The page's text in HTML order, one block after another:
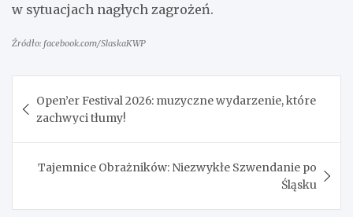
w sytuacjach nagłych zagrożeń.
Źródło: facebook.com/SlaskaKWP
wpisu
Open’er Festival 2026: muzyczne wydarzenie, które
zachwyci tłumy!
Tajemnice Obrażników: Niezwykłe Szwendanie po
Śląsku